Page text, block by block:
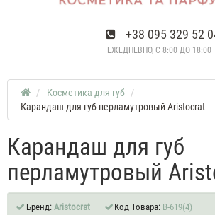
+38 095 329 52
ЕЖЕДНЕВНО, С 8:00 ДО 18:00
Косметика для губ
Карандаш для губ перламутровый Aristocrat
Карандаш для губ
перламутровый
Бренд: Aristocrat Код Товара: B-619(4)